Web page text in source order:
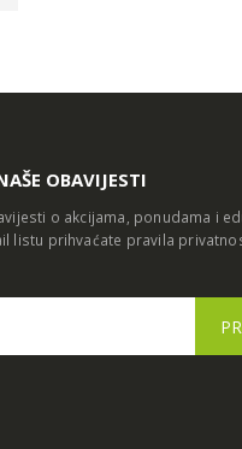
OBAVIJESTI
o akcijama, ponudama i
listu prihvaćate pravila